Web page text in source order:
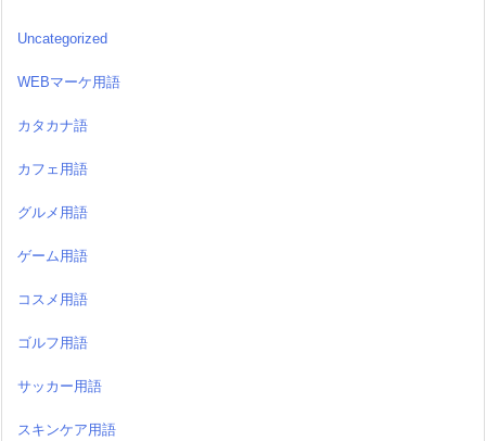
Uncategorized
WEBマーケ用語
カタカナ語
カフェ用語
グルメ用語
ゲーム用語
コスメ用語
ゴルフ用語
サッカー用語
スキンケア用語